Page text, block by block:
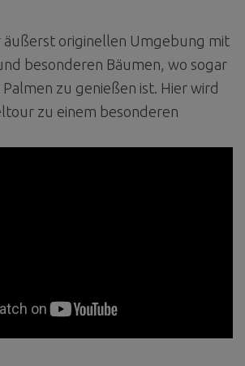
äußerst originellen Umgebung mit
besonderen Bäumen, wo sogar
zu genießen ist. Hier wird
zu einem besonderen